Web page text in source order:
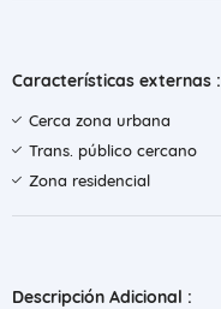
Características externas :
Cerca zona urbana
Trans. público cercano
Zona residencial
Descripción Adicional :